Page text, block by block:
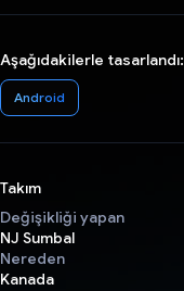
Aşağıdakilerle tasarlandı:
Android
Takım
Değişikliği yapan
NJ Sumbal
Nereden
Kanada